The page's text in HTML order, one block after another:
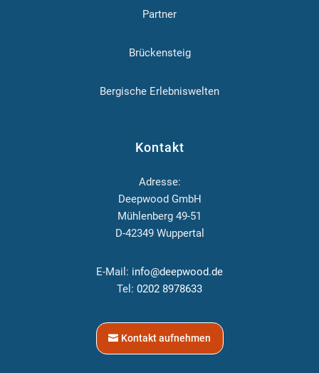
Partner
Brückensteig
Bergische Erlebniswelten
Kontakt
Adresse:
Deepwood GmbH
Mühlenberg 49-51
D-42349 Wuppertal
E-Mail: info@deepwood.de
Tel: 0202 8978633
Kontakt aufnehmen